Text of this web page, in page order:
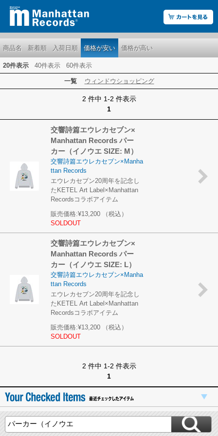
商品名 新着順 入荷日順 価格が安い 価格が高い
20件表示 40件表示 60件表示
一覧 ウィンドウショッピング
2 件中 1-2 件表示
1
交響詩篇エウレカセブン×
Manhattan Records パー
カー（イノウエ SIZE: M）
交響詩篇エウレカセブン×Manha
ttan Records
エウレカセブン20周年を記念し
たKETEL Art Label×Manhattan
Recordsコラボアイテム
販売価格:¥13,200
（税込）
SOLDOUT
交響詩篇エウレカセブン×
Manhattan Records パー
カー（イノウエ SIZE: L）
交響詩篇エウレカセブン×Manha
ttan Records
エウレカセブン20周年を記念し
たKETEL Art Label×Manhattan
Recordsコラボアイテム
販売価格:¥13,200
（税込）
SOLDOUT
2 件中 1-2 件表示
1